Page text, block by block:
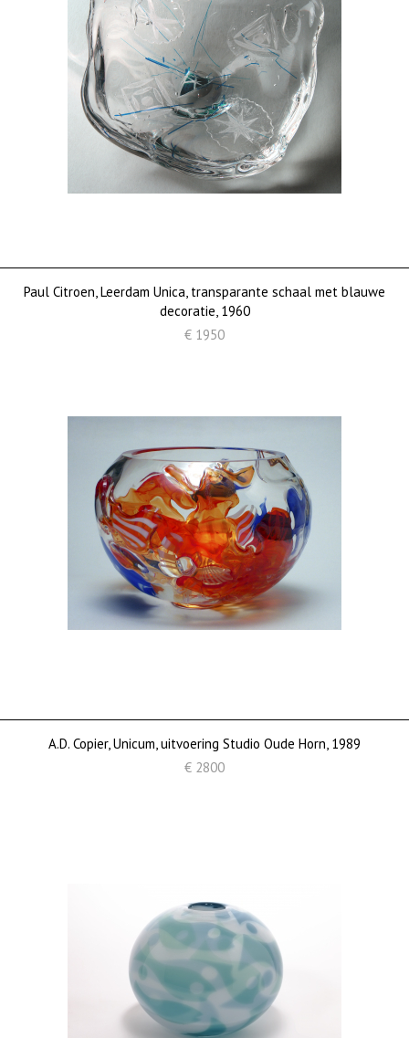
Paul Citroen, Leerdam Unica, transparante schaal met blauwe
decoratie, 1960
€ 1950
A.D. Copier, Unicum, uitvoering Studio Oude Horn, 1989
€ 2800